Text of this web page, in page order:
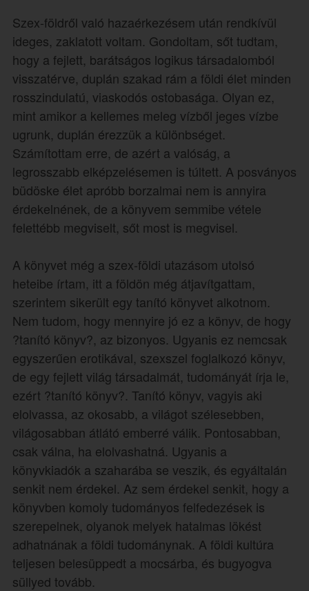
Szex-földről való hazaérkezésem után rendkívül
ideges, zaklatott voltam. Gondoltam, sőt tudtam,
hogy a fejlett, barátságos logikus társadalomból
visszatérve, duplán szakad rám a földi élet minden
rosszindulatú, viaskodós ostobasága. Olyan ez,
mint amikor a kellemes meleg vízből jeges vízbe
ugrunk, duplán érezzük a különbséget.
Számítottam erre, de azért a valóság, a
legrosszabb elképzelésemen is túltett. A posványos
büdöske élet apróbb borzalmai nem is annyira
érdekelnének, de a könyvem semmibe vétele
felettébb megviselt, sőt most is megvisel.
A könyvet még a szex-földi utazásom utolsó
heteibe írtam, itt a földön még átjavítgattam,
szerintem sikerült egy tanító könyvet alkotnom.
Nem tudom, hogy mennyire jó ez a könyv, de hogy
?tanító könyv?, az bizonyos. Ugyanis ez nemcsak
egyszerűen erotikával, szexszel foglalkozó könyv,
de egy fejlett világ társadalmát, tudományát írja le,
ezért ?tanító könyv?. Tanító könyv, vagyis aki
elolvassa, az okosabb, a világot szélesebben,
világosabban átlátó emberré válik. Pontosabban,
csak válna, ha elolvashatná. Ugyanis a
könyvkiadók a szaharába se veszik, és egyáltalán
senkit nem érdekel. Az sem érdekel senkit, hogy a
könyvben komoly tudományos felfedezések is
szerepelnek, olyanok melyek hatalmas lökést
adhatnának a földi tudománynak. A földi kultúra
teljesen belesüppedt a mocsárba, és bugyogva
süllyed tovább.